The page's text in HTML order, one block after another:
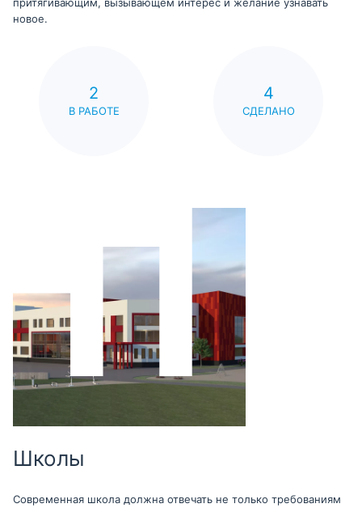
притягивающим, вызывающем интерес и желание узнавать
новое.
2
В РАБОТЕ
4
СДЕЛАНО
Школы
Современная школа должна отвечать не только требованиям